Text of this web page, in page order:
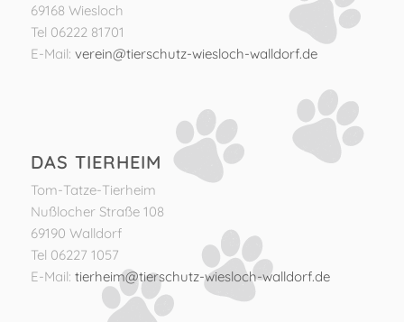
69168 Wiesloch
Tel 06222 81701
E-Mail: verein@tierschutz-wiesloch-walldorf.de
DAS TIERHEIM
Tom-Tatze-Tierheim
Nußlocher Straße 108
69190 Walldorf
Tel 06227 1057
E-Mail: tierheim@tierschutz-wiesloch-walldorf.de